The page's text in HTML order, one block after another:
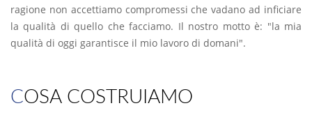
ragione non accettiamo compromessi che vadano ad inficiare
la qualità di quello che facciamo. Il nostro motto è: "la mia
qualità di oggi garantisce il mio lavoro di domani".
COSA COSTRUIAMO